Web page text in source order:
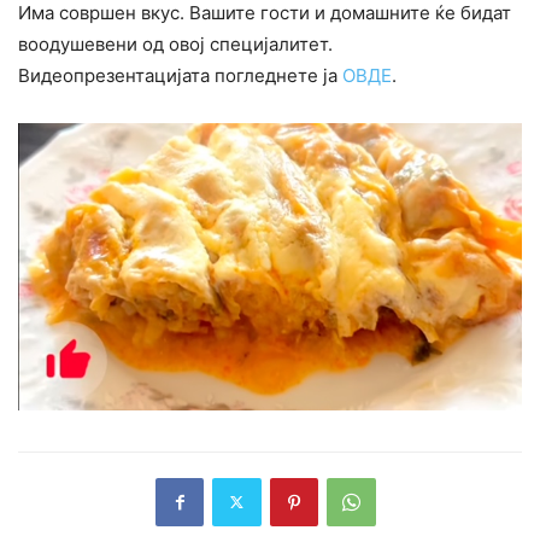
Има совршен вкус. Вашите гости и домашните ќе бидат
воодушевени од овој специјалитет.
Видеопрезентацијата погледнете ја ОВДЕ.